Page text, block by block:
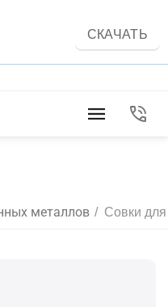
СКАЧАТЬ
металлов / Совки